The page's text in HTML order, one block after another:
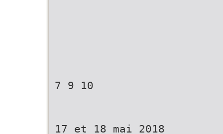
7 9 10
17 et 18 mai 2018